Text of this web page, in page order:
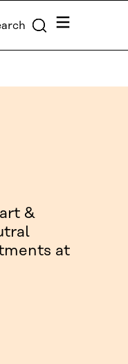
Menu
&
at